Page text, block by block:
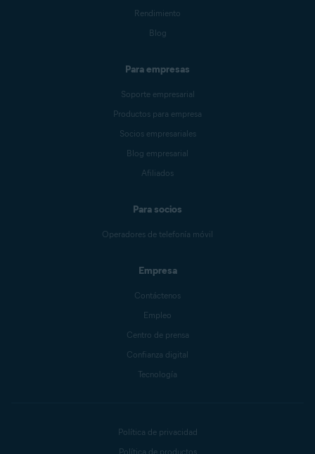
Rendimiento
Blog
Para empresas
Soporte empresarial
Productos para empresa
Socios empresariales
Blog empresarial
Afiliados
Para socios
Operadores de telefonía móvil
Empresa
Contáctenos
Empleo
Centro de prensa
Confianza digital
Tecnología
Política de privacidad
Política de productos